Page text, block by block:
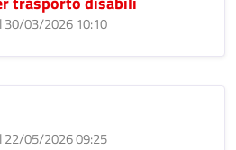
30/03/2026 10:10
22/05/2026 09:25